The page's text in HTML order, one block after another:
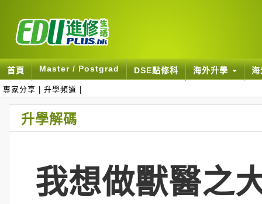
首頁 Master / Postgrad DSE點修科 海外升學
專家分享 升學頻道
升學解碼
我想做獸醫之